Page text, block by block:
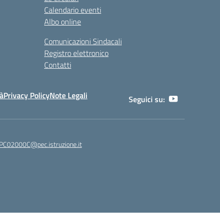
Calendario eventi
Albo online
Comunicazioni Sindacali
Registro elettronico
Contatti
Privacy PolicyNote Legali Seguici su: